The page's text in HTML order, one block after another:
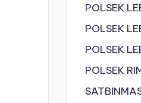
POLSEK
POLSEK
POLSEK
POLSEK